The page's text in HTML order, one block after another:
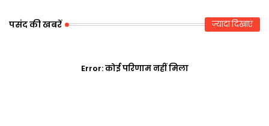
पसंद की खबरें ज़्यादा दिखाएं
Error:कोई परिणाम नहीं मिला